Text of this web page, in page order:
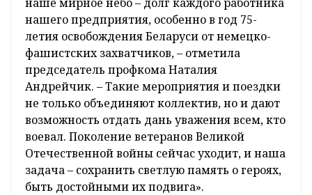
нашего предприятия, особенно в год 75-
летия освобождения Беларуси от немецко-
фашистских захватчиков, – отметила
председатель профкома Наталия
Андрейчик. – Такие мероприятия и поездки
не только объединяют коллектив, но и дают
возможность отдать дань уважения всем, кто
воевал. Поколение ветеранов Великой
Отечественной войны сейчас уходит, и наша
задача – сохранить светлую память о героях,
быть достойными их подвига».